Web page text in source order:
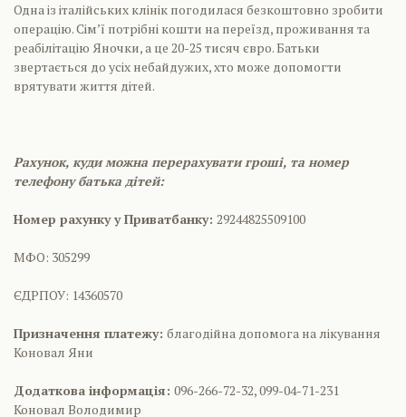
Одна із італійських клінік погодилася безкоштовно зробити
операцію. Сім’ї потрібні кошти на переїзд, проживання та
реабілітацію Яночки, а це 20-25 тисяч євро. Батьки
звертається до усіх небайдужих, хто може допомогти
врятувати життя дітей.
Рахунок, куди можна перерахувати гроші, та номер
телефону батька дітей:
Номер рахунку у Приватбанку: 29244825509100
МФО: 305299
ЄДРПОУ: 14360570
Призначення платежу: благодійна допомога на лікування
Коновал Яни
Додаткова інформація: 096-266-72-32, 099-04-71-231
Коновал Володимир